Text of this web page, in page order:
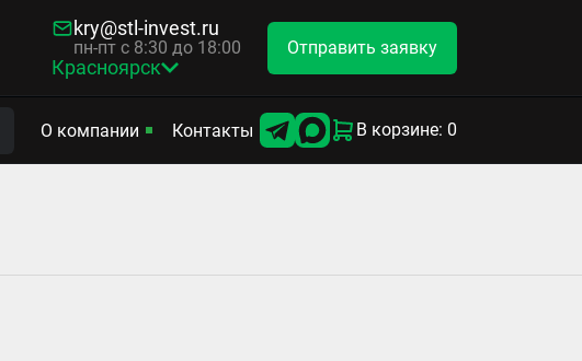
kry@stl-invest.ru
пн-пт с 8:30 до 18:00
Красноярск
Отправить заявку
О компании Контакты В корзине: 0